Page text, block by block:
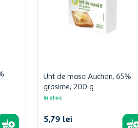
Unt de masa Auchan, 65%
grasime, 200 g
In stoc
5,79 lei